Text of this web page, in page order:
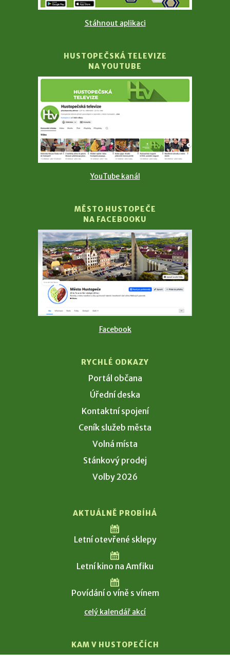
Stáhnout aplikaci
HUSTOPEČSKÁ TELEVIZE
NA YOUTUBE
YouTube kanál
MĚSTO HUSTOPEČE
NA FACEBOOKU
Facebook
RYCHLÉ ODKAZY
Portál občana
Úřední deska
Kontaktní spojení
Ceník služeb města
Volná místa
Stánkový prodej
Volby 2026
AKTUÁLNĚ PROBÍHÁ
Letní otevřené sklepy
Letní kino na Amfiku
Povídání o víně s vínem
celý kalendář akcí
KAM V HUSTOPEČÍCH